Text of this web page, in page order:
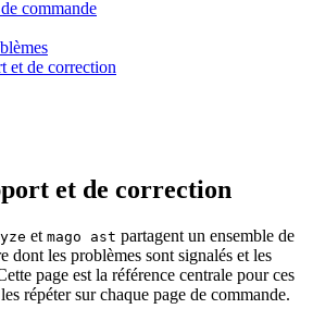
commande
et de correction
et de correction
et mago ast partagent un ensemble de
dont les problèmes sont signalés et les
page est la référence centrale pour ces
répéter sur chaque page de commande.